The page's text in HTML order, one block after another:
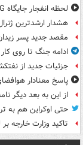
لحظه انفجار جایگاه CNG "صحنه" در دوربین مداربسته
هشدار ارشدترین
مقصد جدید پسر
ادامه جنگ تا روی
جزئیات جدید از
پاسخ معنادار
از این به بعد دیگر
حتی اوکراین هم به
تاکید وزارت خارجه